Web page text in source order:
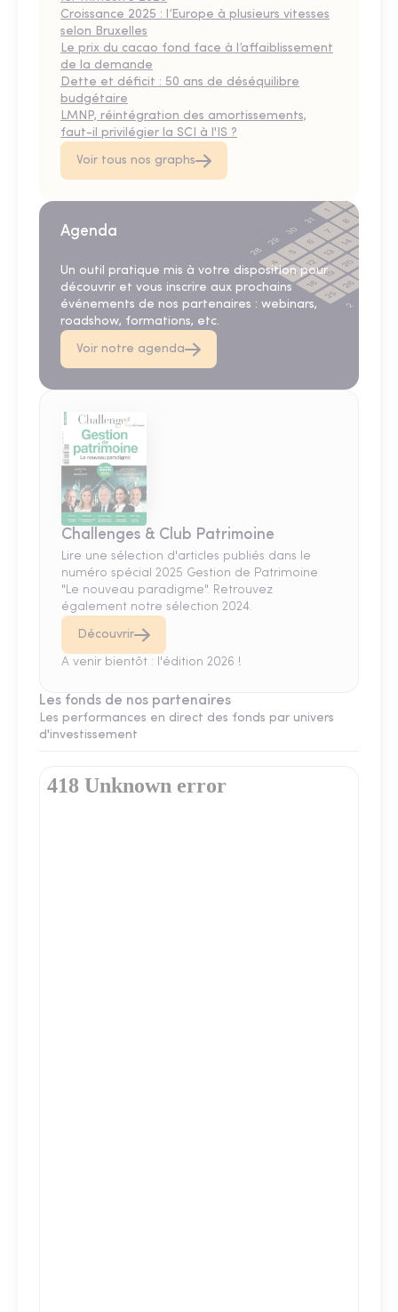
Croissance 2025 : l’Europe à plusieurs vitesses
selon Bruxelles
Le prix du cacao fond face à l’affaiblissement
de la demande
Dette et déficit : 50 ans de déséquilibre
budgétaire
LMNP, réintégration des amortissements,
faut-il privilégier la SCI à l'IS ?
Voir tous nos graphs
Agenda
Un outil pratique mis à votre disposition pour
découvrir et vous inscrire aux prochains
événements de nos partenaires : webinars,
roadshow, formations, etc.
Voir notre agenda
Challenges & Club Patrimoine
Lire une sélection d'articles publiés dans le
numéro spécial 2025 Gestion de Patrimoine
"Le nouveau paradigme". Retrouvez
également notre sélection 2024.
Découvrir
A venir bientôt : l'édition 2026 !
Les fonds de nos partenaires
Les performances en direct des fonds par univers
d'investissement